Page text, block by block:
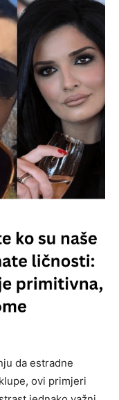
da estradne
ovi primjeri